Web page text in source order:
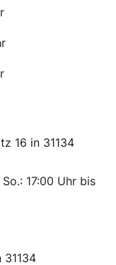
16 in 31134
17:00 Uhr bis
31134